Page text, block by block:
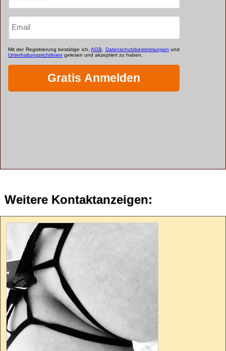
Weitere Kontaktanzeigen: